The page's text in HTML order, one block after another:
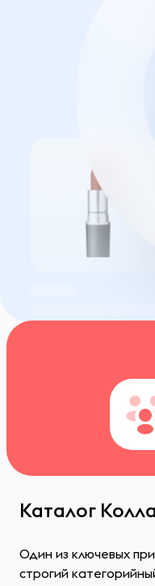
Каталог
Один из ключевых
строгий